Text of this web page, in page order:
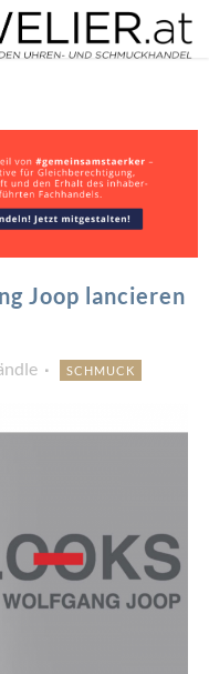
Joop lancieren
SCHMUCK